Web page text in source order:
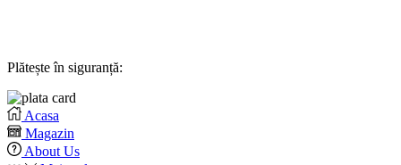
Plătește în siguranță:
Acasa
Magazin
About Us